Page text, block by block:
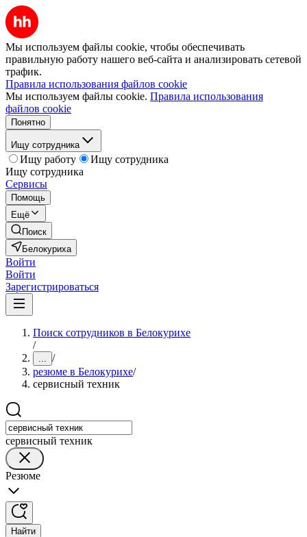
Мы используем файлы cookie, чтобы обеспечивать
правильную работу нашего веб-сайта и анализировать сетевой
трафик.
Правила использования файлов cookie
Мы используем файлы cookie. Правила использования
файлов cookie
Понятно
Ищу сотрудника
Ищу работу
Ищу сотрудника
Ищу сотрудника
Сервисы
Помощь
Ещё
Поиск
Белокуриха
Войти
Войти
Зарегистрироваться
Поиск сотрудников в Белокурихе
/
... /
резюме в Белокурихе/
сервисный техник
сервисный техник
Резюме
Найти